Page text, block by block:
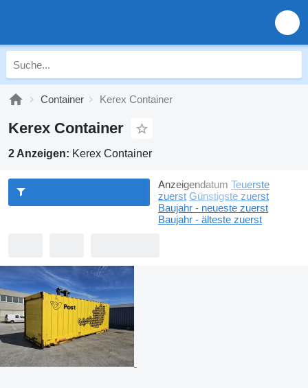
Container Kerex Container
Kerex Container
2 Anzeigen: Kerex Container
Anzeigendatum Teuerste
zuerst Günstigste zuerst
Baujahr - neueste zuerst
Baujahr - älteste zuerst